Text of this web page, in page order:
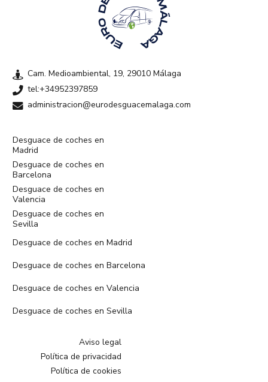
Cam. Medioambiental, 19, 29010 Málaga
tel:+34952397859
administracion@eurodesguacemalaga.com
Desguace de coches en
Madrid
Desguace de coches en
Barcelona
Desguace de coches en
Valencia
Desguace de coches en
Sevilla
Desguace de coches en Madrid
Desguace de coches en Barcelona
Desguace de coches en Valencia
Desguace de coches en Sevilla
Aviso legal
Política de privacidad
Política de cookies